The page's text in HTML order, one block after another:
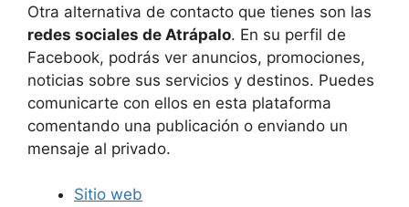
Otra alternativa de contacto que tienes son las
redes sociales de Atrápalo. En su perfil de
Facebook, podrás ver anuncios, promociones,
noticias sobre sus servicios y destinos. Puedes
comunicarte con ellos en esta plataforma
comentando una publicación o enviando un
mensaje al privado.
Sitio web